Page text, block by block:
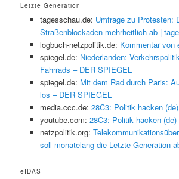
Letzte Generation
tagesschau.de: Umfrage zu Protesten:
Straßenblockaden mehrheitlich ab |
logbuch-netzpolitik.de: Kommentar von
spiegel.de: Niederlanden:
Fahrrads – DER SPIEGEL
spiegel.de: Mit dem Rad durch Paris:
los – DER SPIEGEL
media.ccc.de: 28C3: Politik hacken (de)
youtube.com: 28C3: Politik hacken (de)
netzpolitik.org:
soll monatelang die Letzte Generation
eIDAS